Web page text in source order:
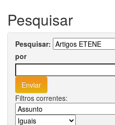
Pesquisar
Pesquisar:
por
Filtros correntes: